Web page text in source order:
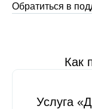
Обратиться в
Как
Услуга